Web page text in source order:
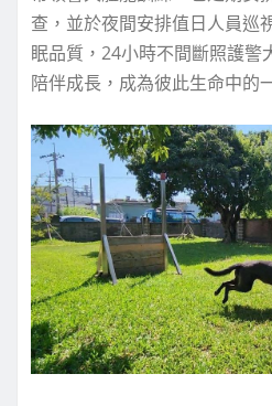
查，並於夜間安排值日人員巡
眠品質，24小時不間斷照護警
陪伴成長，成為彼此生命中的